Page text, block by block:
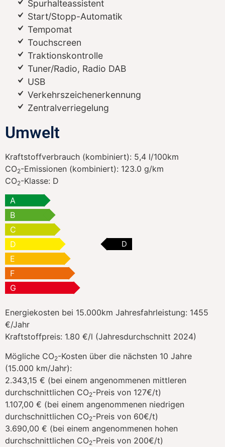
Spurhalteassistent
Start/Stopp-Automatik
Tempomat
Touchscreen
Traktionskontrolle
Tuner/Radio, Radio DAB
USB
Verkehrszeichenerkennung
Zentralverriegelung
Umwelt
Kraftstoffverbrauch (kombiniert): 5,4 l/100km
CO2-Emissionen (kombiniert): 123.0 g/km
CO2-Klasse: D
A
B
C
D
D
E
F
G
Energiekosten bei 15.000km Jahresfahrleistung: 1455
€/Jahr
Kraftstoffpreis: 1.80 €/l (Jahresdurchschnitt 2024)
Mögliche CO2-Kosten über die nächsten 10 Jahre
(15.000 km/Jahr):
2.343,15 € (bei einem angenommenen mittleren
durchschnittlichen CO2-Preis von 127€/t)
1.107,00 € (bei einem angenommenen niedrigen
durchschnittlichen CO2-Preis von 60€/t)
3.690,00 € (bei einem angenommenen hohen
durchschnittlichen CO2-Preis von 200€/t)